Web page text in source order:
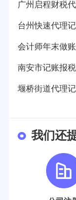
广州启程财税
台州快速代理
会计师年末做
南安市记账报
堰桥街道代理
我们还